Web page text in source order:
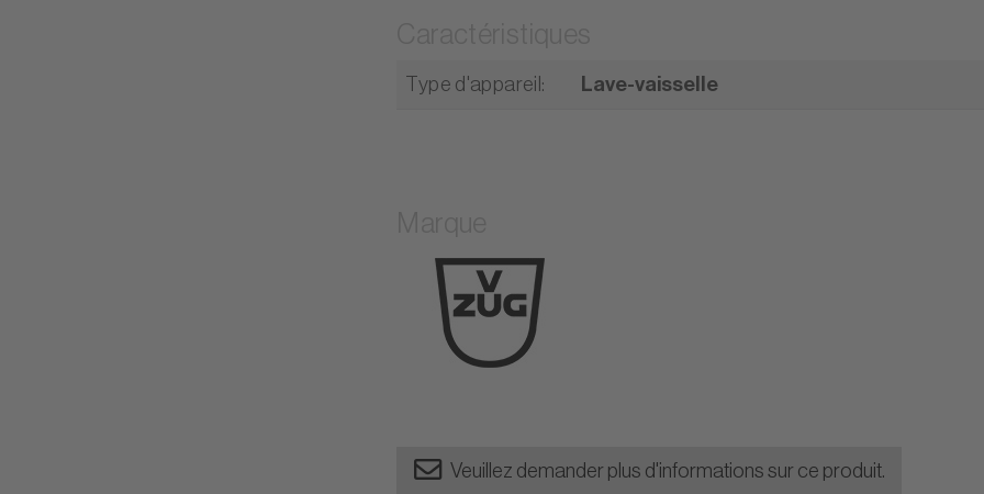
Type d'appareil : Lave-vaisselle
Veuillez demander plus d'informations sur ce produit.